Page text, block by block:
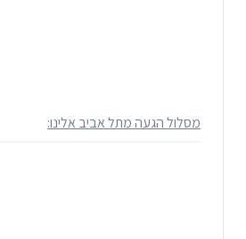
מסלול הגעה מתל אביב אלינו: